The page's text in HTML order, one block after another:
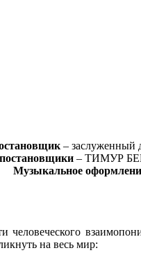
–
– ТИМУР
Музыкальное
на весь мир: